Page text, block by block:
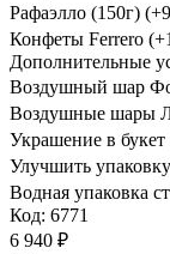
Рафаэлло (150г) (+
Конфеты Ferrero (+
Дополнительные
Воздушный шар
Воздушные шары
Украшение в
Улучшить
Водная упаковка
Код: 6771
6 940 ₽